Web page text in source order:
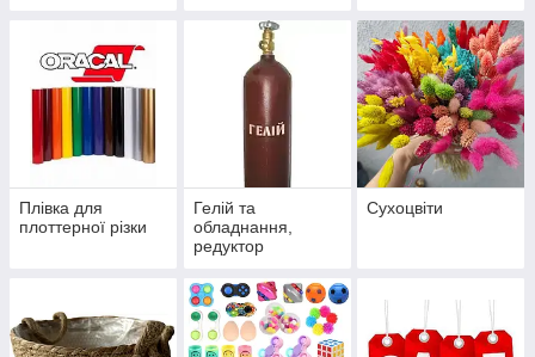
Плівка для
плоттерної різки
Гелій та
обладнання,
редуктор
Сухоцвіти